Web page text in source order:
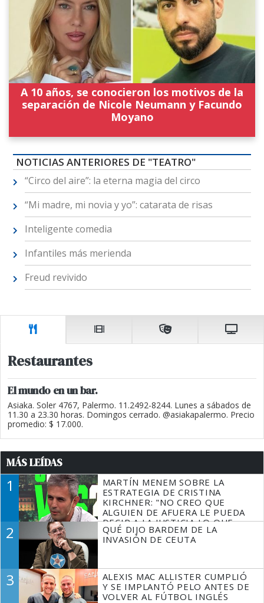
A 10 años, se conocieron los motivos de la
separación de Nicole Neumann y Facundo
Moyano
NOTICIAS ANTERIORES DE "TEATRO"
“Circo del aire”: la eterna magia del circo
“Mi madre, mi novia y yo”: catarata de risas
Inteligente comedia
Infantiles más merienda
Freud revivido
Restaurantes
El mundo en un bar.
Asiaka. Soler 4767, Palermo. 11.2492-8244. Lunes a sábados de
11.30 a 23.30 horas. Domingos cerrado. @asiakapalermo. Precio
promedio: $ 17.000.
MÁS LEÍDAS
1
MARTÍN MENEM SOBRE LA
ESTRATEGIA DE CRISTINA
KIRCHNER: "NO CREO QUE
ALGUIEN DE AFUERA LE PUEDA
DECIR A LA JUSTICIA LO QUE
TIENE QUE HACER"
2
QUÉ DIJO BARDEM DE LA
INVASIÓN DE CEUTA
3
ALEXIS MAC ALLISTER CUMPLIÓ
Y SE IMPLANTÓ PELO ANTES DE
VOLVER AL FÚTBOL INGLÉS